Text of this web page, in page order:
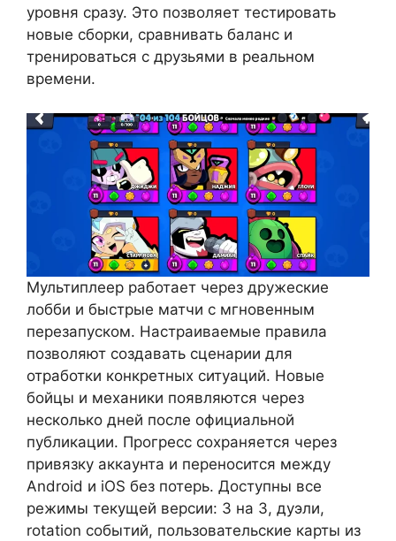
уровня сразу. Это позволяет тестировать
новые сборки, сравнивать баланс и
тренироваться с друзьями в реальном
времени.
Мультиплеер работает через дружеские
лобби и быстрые матчи с мгновенным
перезапуском. Настраиваемые правила
позволяют создавать сценарии для
отработки конкретных ситуаций. Новые
бойцы и механики появляются через
несколько дней после официальной
публикации. Прогресс сохраняется через
привязку аккаунта и переносится между
Android и iOS без потерь. Доступны все
режимы текущей версии: 3 на 3, дуэли,
rotation событий, пользовательские карты из